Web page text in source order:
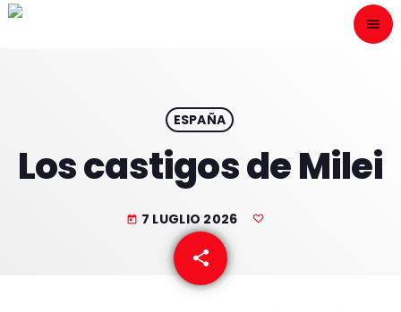
menu
play_arrow
ESPAÑA
Los castigos de Milei
today 7 LUGLIO 2026
share
email